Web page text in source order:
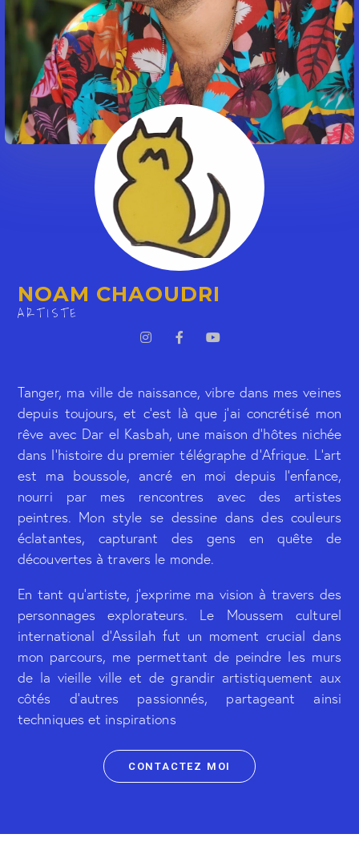
NOAM CHAOUDRI
ARTISTE
Tanger, ma ville de naissance, vibre dans mes veines
depuis toujours, et c’est là que j’ai concrétisé mon
rêve avec Dar el Kasbah, une maison d’hôtes nichée
dans l’histoire du premier télégraphe d’Afrique. L’art
est ma boussole, ancré en moi depuis l’enfance,
nourri par mes rencontres avec des artistes
peintres. Mon style se dessine dans des couleurs
éclatantes, capturant des gens en quête de
découvertes à travers le monde.
En tant qu’artiste, j’exprime ma vision à travers des
personnages explorateurs. Le Moussem culturel
international d’Assilah fut un moment crucial dans
mon parcours, me permettant de peindre les murs
de la vieille ville et de grandir artistiquement aux
côtés d’autres passionnés, partageant ainsi
techniques et inspirations
CONTACTEZ MOI